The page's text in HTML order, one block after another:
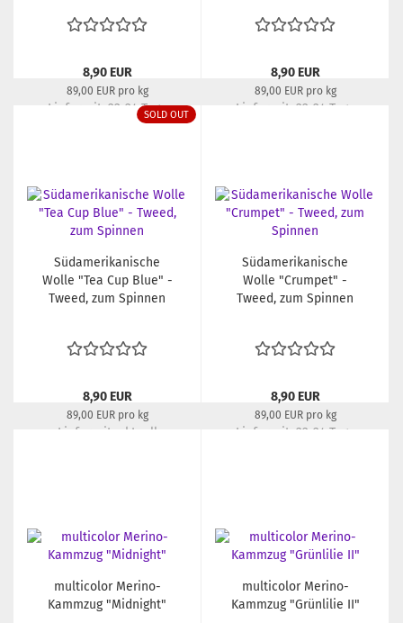
8,90 EUR
89,00 EUR pro kg
Lieferzeit: 22-24 Tage
8,90 EUR
89,00 EUR pro kg
Lieferzeit: 22-24 Tage
SOLD OUT
Südamerikanische
Wolle "Tea Cup Blue" -
Tweed, zum Spinnen
8,90 EUR
89,00 EUR pro kg
Lieferzeit:
aktuell
Südamerikanische
Wolle "Crumpet" -
Tweed, zum Spinnen
8,90 EUR
89,00 EUR pro kg
Lieferzeit: 22-24 Tage
multicolor Merino-
Kammzug "Midnight"
multicolor Merino-
Kammzug "Grünlilie II"